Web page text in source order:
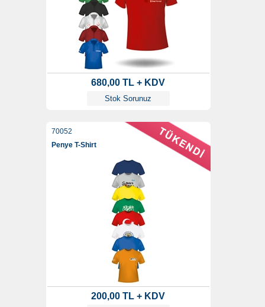
680,00 TL + KDV
Stok Sorunuz
70052
Penye T-Shirt
200,00 TL + KDV